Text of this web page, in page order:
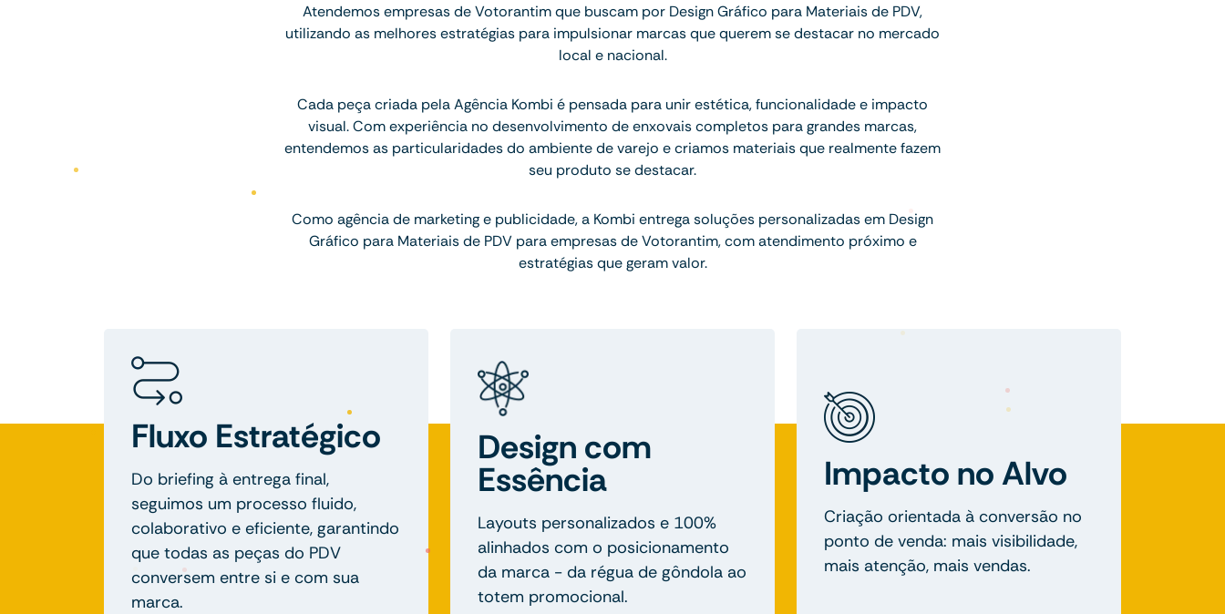
Atendemos empresas de Votorantim que buscam por Design Gráfico para Materiais de PDV,
utilizando as melhores estratégias para impulsionar marcas que querem se destacar no mercado
local e nacional.
Cada peça criada pela Agência Kombi é pensada para unir estética, funcionalidade e impacto
visual. Com experiência no desenvolvimento de enxovais completos para grandes marcas,
entendemos as particularidades do ambiente de varejo e criamos materiais que realmente fazem
seu produto se destacar.
Como agência de marketing e publicidade, a Kombi entrega soluções personalizadas em Design
Gráfico para Materiais de PDV para empresas de Votorantim, com atendimento próximo e
estratégias que geram valor.
Fluxo Estratégico
Do briefing à entrega final,
seguimos um processo fluido,
colaborativo e eficiente, garantindo
que todas as peças do PDV
conversem entre si e com sua
marca.
Design com
Essência
Layouts personalizados e 100%
alinhados com o posicionamento
da marca - da régua de gôndola ao
totem promocional.
Impacto no Alvo
Criação orientada à conversão no
ponto de venda: mais visibilidade,
mais atenção, mais vendas.